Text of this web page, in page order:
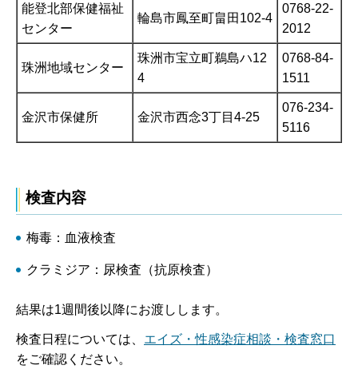
能登北部保健福祉
センター
輪島市鳳至町畠田102-4
0768-22-
2012
珠洲地域センター
珠洲市宝立町鵜島ハ12
4
0768-84-
1511
金沢市保健所 金沢市西念3丁目4-25
076-234-
5116
検査内容
梅毒：血液検査
クラミジア：尿検査（抗原検査）
結果は1週間後以降にお渡しします。
検査日程については、 エイズ・性感染症相談・検査窓口
をご確認ください。